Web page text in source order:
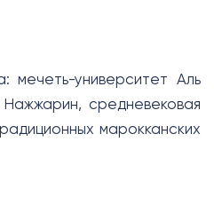
мечеть-университет Аль
средневековая
марокканских